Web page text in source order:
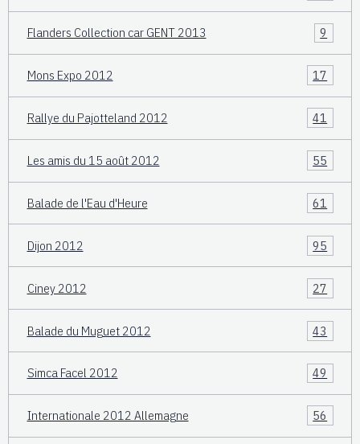
Flanders Collection car GENT 2013 9
Mons Expo 2012 17
Rallye du Pajotteland 2012 41
Les amis du 15 août 2012 55
Balade de l'Eau d'Heure 61
Dijon 2012 95
Ciney 2012 27
Balade du Muguet 2012 43
Simca Facel 2012 49
Internationale 2012 Allemagne 56